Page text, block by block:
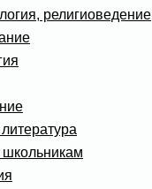
религиоведение